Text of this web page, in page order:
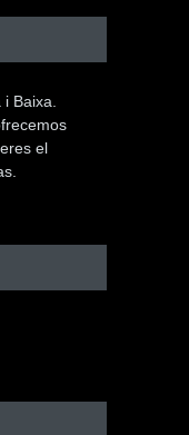
Baixa.
el